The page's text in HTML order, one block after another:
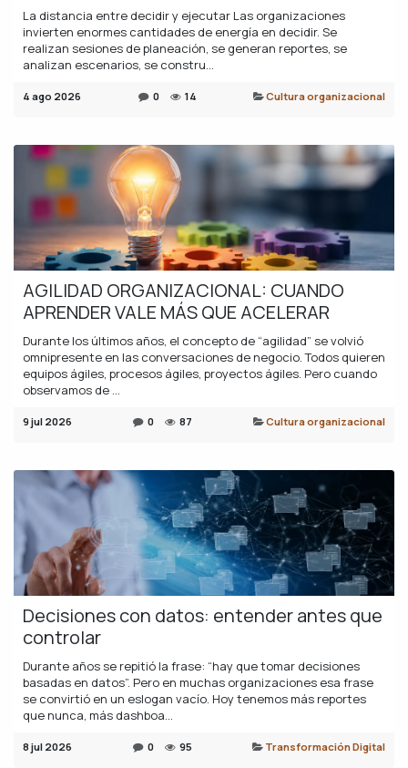
La distancia entre decidir y ejecutar Las organizaciones
invierten enormes cantidades de energía en decidir. Se
realizan sesiones de planeación, se generan reportes, se
analizan escenarios, se constru...
4 ago 2026 0 14 Cultura organizacional
AGILIDAD ORGANIZACIONAL: CUANDO
APRENDER VALE MÁS QUE ACELERAR
Durante los últimos años, el concepto de “agilidad” se volvió
omnipresente en las conversaciones de negocio. Todos quieren
equipos ágiles, procesos ágiles, proyectos ágiles. Pero cuando
observamos de ...
9 jul 2026 0 87 Cultura organizacional
Decisiones con datos: entender antes que
controlar
Durante años se repitió la frase: “hay que tomar decisiones
basadas en datos”. Pero en muchas organizaciones esa frase
se convirtió en un eslogan vacío. Hoy tenemos más reportes
que nunca, más dashboa...
8 jul 2026 0 95 Transformación Digital